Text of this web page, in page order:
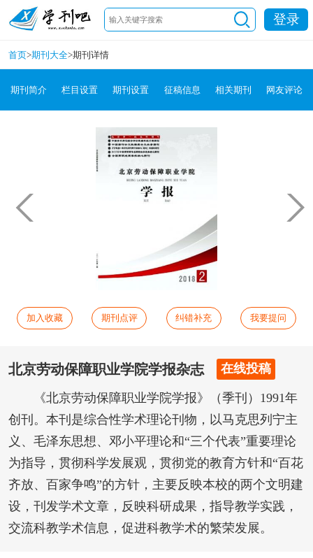
登录
首页>期刊大全>期刊详情
期刊简介 栏目设置 期刊设置 征稿信息 相关期刊 网友评论
加入收藏 期刊点评 纠错补充 我要提问
北京劳动保障职业学院学报杂志 在线投稿
《北京劳动保障职业学院学报》（季刊）1991年
创刊。本刊是综合性学术理论刊物，以马克思列宁主
义、毛泽东思想、邓小平理论和“三个代表”重要理论
为指导，贯彻科学发展观，贯彻党的教育方针和“百花
齐放、百家争鸣”的方针，主要反映本校的两个文明建
设，刊发学术文章，反映科研成果，指导教学实践，
交流科教学术信息，促进科教学术的繁荣发展。